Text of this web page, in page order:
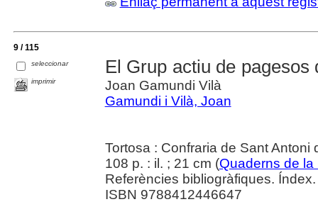
9 / 115
seleccionar
imprimir
El Grup actiu de
Joan Gamundi Vilà
Gamundi i Vilà, Joan
Tortosa : Confraria de Sant Antoni
108 p. : il. ; 21 cm (Quaderns de la
Referències bibliogràfiques. Índex.
ISBN 9788412446647